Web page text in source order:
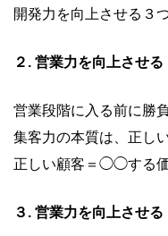
開発力を向上させる３
２. 営業力を向上させる
営業段階に入る前に勝
集客力の本質は、正し
正しい顧客＝◯◯する
３. 営業力を向上させる